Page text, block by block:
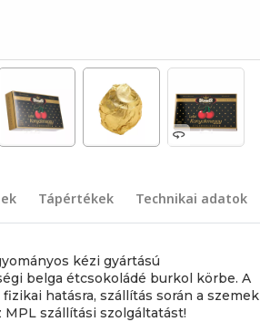
Tápértékek Technikai adatok
kézi gyártású
belga étcsokoládé burkol körbe. A
hatásra, szállítás során a szemek
szállítási szolgáltatást!